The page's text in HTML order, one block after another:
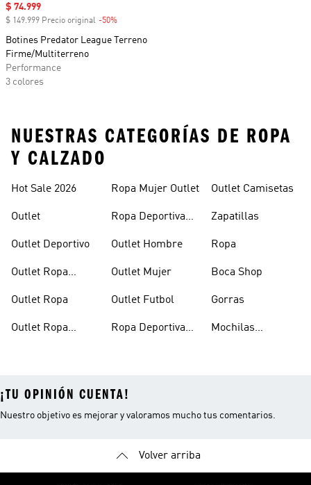
Precio de venta
$ 74.999
$ 149.999 Precio original -50%
Botines Predator League Terreno
Firme/Multiterreno
Performance
3 colores
NUESTRAS CATEGORÍAS DE ROPA
Y CALZADO
Hot Sale 2026
Outlet
Outlet Deportivo
Outlet Ropa
Outlet Ropa
Outlet Ropa
Ropa Mujer Outlet
Ropa Deportiva
Outlet Hombre
Outlet Mujer
Outlet Futbol
Ropa Deportiva
Outlet Camisetas
Zapatillas
Ropa
Boca Shop
Gorras
Mochilas
¡TU OPINIÓN CUENTA!
Nuestro objetivo es mejorar y valoramos mucho tus comentarios.
Volver arriba